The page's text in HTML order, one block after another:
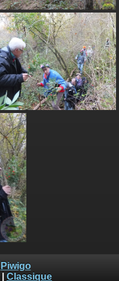
Piwigo
Classique